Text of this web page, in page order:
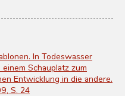
In Todeswasser
Schauplatz zum
Entwicklung in die andere.
S. 24